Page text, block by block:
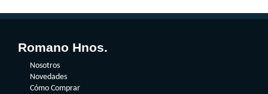
Romano Hnos.
Nosotros
Novedades
Cómo Comprar